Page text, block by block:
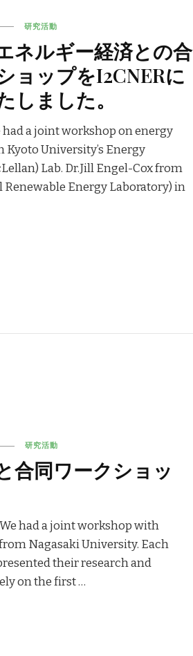
研究活動
ネルギー経済との合
ョップをI2CNERに
しました。
had a joint workshop on energy
University’s Energy
Lab. Dr.Jill Engel-Cox from
Renewable Energy Laboratory) in
研究活動
合同ワークショッ
We had a joint workshop with
Nagasaki University. Each
their research and
on the first …